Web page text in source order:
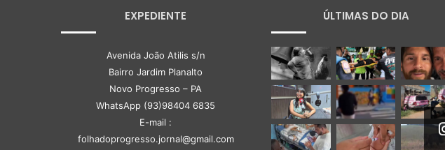
EXPEDIENTE
Avenida João Atilis s/n
Bairro Jardim Planalto
Novo Progresso – PA
WhatsApp (93)98404 6835
E-mail :
folhadoprogresso.jornal@gmail.com
ÚLTIMAS DO DIA